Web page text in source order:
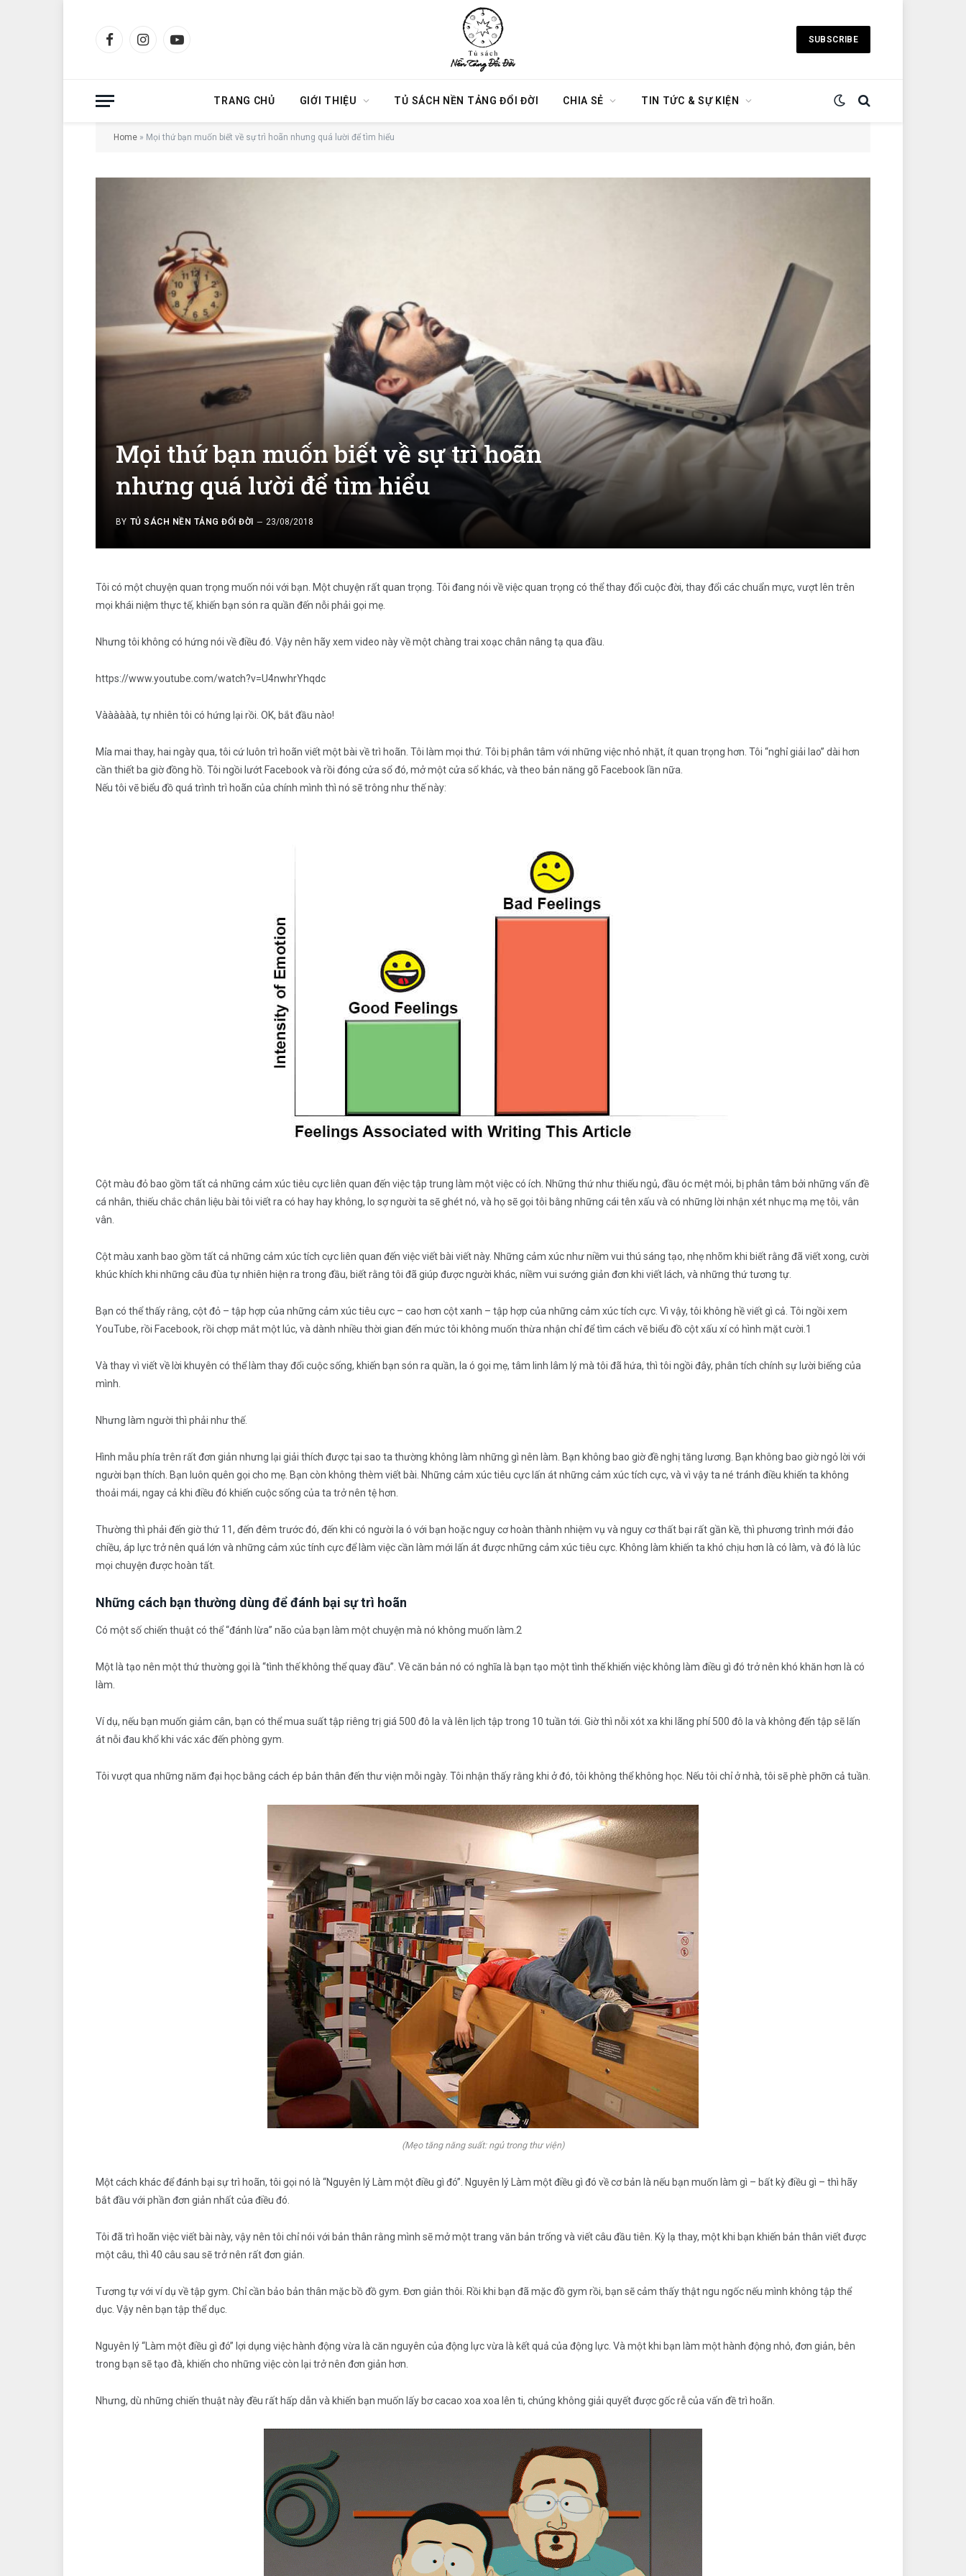
FacebookInstagramYouTube
SUBSCRIBE
TRANG CHỦ GIỚI THIỆU TỦ SÁCH NỀN TẢNG ĐỔI ĐỜI CHIA SẺ TIN TỨC & SỰ KIỆN
Home » Mọi thứ bạn muốn biết về sự trì hoãn nhưng quá lười để tìm hiểu
Mọi thứ bạn muốn biết về sự trì hoãn
nhưng quá lười để tìm hiểu
BY TỦ SÁCH NỀN TẢNG ĐỔI ĐỜI 23/08/2018
Tôi có một chuyện quan trọng muốn nói với bạn. Một chuyện rất quan trọng. Tôi đang nói về việc quan trọng có thể thay đổi cuộc đời, thay đổi các chuẩn mực, vượt lên trên
mọi khái niệm thực tế, khiến bạn són ra quần đến nỗi phải gọi mẹ.
Nhưng tôi không có hứng nói về điều đó. Vậy nên hãy xem video này về một chàng trai xoạc chân nâng tạ qua đầu.
https://www.youtube.com/watch?v=U4nwhrYhqdc
Vàààààà, tự nhiên tôi có hứng lại rồi. OK, bắt đầu nào!
Mỉa mai thay, hai ngày qua, tôi cứ luôn trì hoãn viết một bài về trì hoãn. Tôi làm mọi thứ. Tôi bị phân tâm với những việc nhỏ nhặt, ít quan trọng hơn. Tôi “nghỉ giải lao” dài hơn
cần thiết ba giờ đồng hồ. Tôi ngồi lướt Facebook và rồi đóng cửa sổ đó, mở một cửa sổ khác, và theo bản năng gõ Facebook lần nữa.
Nếu tôi vẽ biểu đồ quá trình trì hoãn của chính mình thì nó sẽ trông như thế này:
Cột màu đỏ bao gồm tất cả những cảm xúc tiêu cực liên quan đến việc tập trung làm một việc có ích. Những thứ như thiếu ngủ, đầu óc mệt mỏi, bị phân tâm bởi những vấn đề
cá nhân, thiếu chắc chắn liệu bài tôi viết ra có hay hay không, lo sợ người ta sẽ ghét nó, và họ sẽ gọi tôi bằng những cái tên xấu và có những lời nhận xét nhục mạ mẹ tôi, vân
vân.
Cột màu xanh bao gồm tất cả những cảm xúc tích cực liên quan đến việc viết bài viết này. Những cảm xúc như niềm vui thú sáng tạo, nhẹ nhõm khi biết rằng đã viết xong, cười
khúc khích khi những câu đùa tự nhiên hiện ra trong đầu, biết rằng tôi đã giúp được người khác, niềm vui sướng giản đơn khi viết lách, và những thứ tương tự.
Bạn có thể thấy rằng, cột đỏ – tập hợp của những cảm xúc tiêu cực – cao hơn cột xanh – tập hợp của những cảm xúc tích cực. Vì vậy, tôi không hề viết gì cả. Tôi ngồi xem
YouTube, rồi Facebook, rồi chợp mắt một lúc, và dành nhiều thời gian đến mức tôi không muốn thừa nhận chỉ để tìm cách vẽ biểu đồ cột xấu xí có hình mặt cười.1
Và thay vì viết về lời khuyên có thể làm thay đổi cuộc sống, khiến bạn són ra quần, la ó gọi mẹ, tâm linh lâm lý mà tôi đã hứa, thì tôi ngồi đây, phân tích chính sự lười biếng của
mình.
Nhưng làm người thì phải như thế.
Hình mẫu phía trên rất đơn giản nhưng lại giải thích được tại sao ta thường không làm những gì nên làm. Bạn không bao giờ đề nghị tăng lương. Bạn không bao giờ ngỏ lời với
người bạn thích. Bạn luôn quên gọi cho mẹ. Bạn còn không thèm viết bài. Những cảm xúc tiêu cực lấn át những cảm xúc tích cực, và vì vậy ta né tránh điều khiến ta không
thoải mái, ngay cả khi điều đó khiến cuộc sống của ta trở nên tệ hơn.
Thường thì phải đến giờ thứ 11, đến đêm trước đó, đến khi có người la ó với bạn hoặc nguy cơ hoàn thành nhiệm vụ và nguy cơ thất bại rất gần kề, thì phương trình mới đảo
chiều, áp lực trở nên quá lớn và những cảm xúc tính cực để làm việc cần làm mới lấn át được những cảm xúc tiêu cực. Không làm khiến ta khó chịu hơn là có làm, và đó là lúc
mọi chuyện được hoàn tất.
Những cách bạn thường dùng để đánh bại sự trì hoãn
Có một số chiến thuật có thể “đánh lừa” não của bạn làm một chuyện mà nó không muốn làm.2
Một là tạo nên một thứ thường gọi là “tình thế không thể quay đầu”. Về căn bản nó có nghĩa là bạn tạo một tình thế khiến việc không làm điều gì đó trở nên khó khăn hơn là có
làm.
Ví dụ, nếu bạn muốn giảm cân, bạn có thể mua suất tập riêng trị giá 500 đô la và lên lịch tập trong 10 tuần tới. Giờ thì nỗi xót xa khi lãng phí 500 đô la và không đến tập sẽ lấn
át nỗi đau khổ khi vác xác đến phòng gym.
Tôi vượt qua những năm đại học bằng cách ép bản thân đến thư viện mỗi ngày. Tôi nhận thấy rằng khi ở đó, tôi không thể không học. Nếu tôi chỉ ở nhà, tôi sẽ phè phỡn cả tuần.
(Mẹo tăng năng suất: ngủ trong thư viện)
Một cách khác để đánh bại sự trì hoãn, tôi gọi nó là “Nguyên lý Làm một điều gì đó”. Nguyên lý Làm một điều gì đó về cơ bản là nếu bạn muốn làm gì – bất kỳ điều gì – thì hãy
bắt đầu với phần đơn giản nhất của điều đó.
Tôi đã trì hoãn việc viết bài này, vậy nên tôi chỉ nói với bản thân rằng mình sẽ mở một trang văn bản trống và viết câu đầu tiên. Kỳ lạ thay, một khi bạn khiến bản thân viết được
một câu, thì 40 câu sau sẽ trở nên rất đơn giản.
Tương tự với ví dụ về tập gym. Chỉ cần bảo bản thân mặc bồ đồ gym. Đơn giản thôi. Rồi khi bạn đã mặc đồ gym rồi, bạn sẽ cảm thấy thật ngu ngốc nếu mình không tập thể
dục. Vậy nên bạn tập thể dục.
Nguyên lý “Làm một điều gì đó” lợi dụng việc hành động vừa là căn nguyên của động lực vừa là kết quả của động lực. Và một khi bạn làm một hành động nhỏ, đơn giản, bên
trong bạn sẽ tạo đà, khiến cho những việc còn lại trở nên đơn giản hơn.
Nhưng, dù những chiến thuật này đều rất hấp dẫn và khiến bạn muốn lấy bơ cacao xoa xoa lên ti, chúng không giải quyết được gốc rễ của vấn đề trì hoãn.